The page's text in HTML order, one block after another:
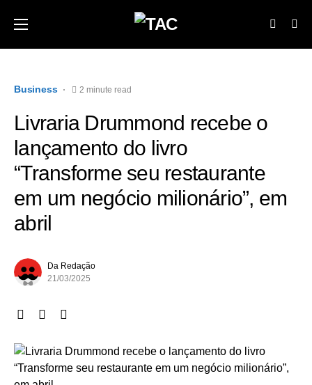
Business 2 minute read
Livraria Drummond recebe o
lançamento do livro
“Transforme seu restaurante
em um negócio milionário”, em
abril
Da Redação
21/03/2025